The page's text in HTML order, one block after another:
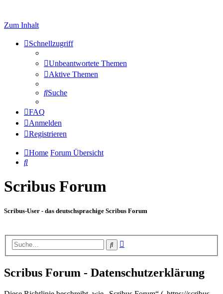
Zum Inhalt
Schnellzugriff
Unbeantwortete Themen
Aktive Themen
Suche
FAQ
Anmelden
Registrieren
Home Forum Übersicht
Suche
Scribus Forum
Scribus-User - das deutschsprachige Scribus Forum
Suche
Scribus Forum - Datenschutzerklärung